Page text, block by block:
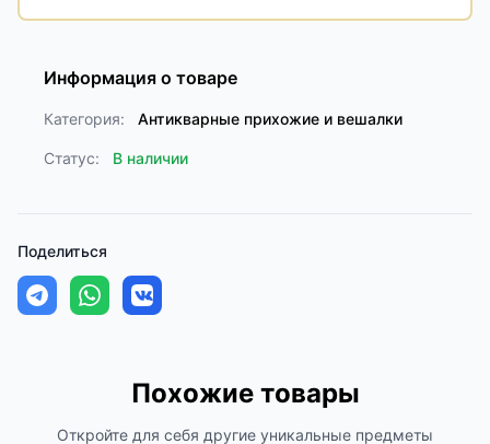
Информация о товаре
Категория: Антикварные прихожие и вешалки
Статус: В наличии
Поделиться
Похожие товары
Откройте для себя другие уникальные предметы